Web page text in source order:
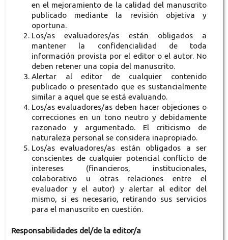
en el mejoramiento de la calidad del manuscrito
publicado mediante la revisión objetiva y
oportuna.
Los/as evaluadores/as están obligados a
mantener la confidencialidad de toda
información provista por el editor o el autor. No
deben retener una copia del manuscrito.
Alertar al editor de cualquier contenido
publicado o presentado que es sustancialmente
similar a aquel que se está evaluando.
Los/as evaluadores/as deben hacer objeciones o
correcciones en un tono neutro y debidamente
razonado y argumentado. El criticismo de
naturaleza personal se considera inapropiado.
Los/as evaluadores/as están obligados a ser
conscientes de cualquier potencial conflicto de
intereses (financieros, institucionales,
colaborativo u otras relaciones entre el
evaluador y el autor) y alertar al editor del
mismo, si es necesario, retirando sus servicios
para el manuscrito en cuestión.
Responsabilidades del/de la editor/a